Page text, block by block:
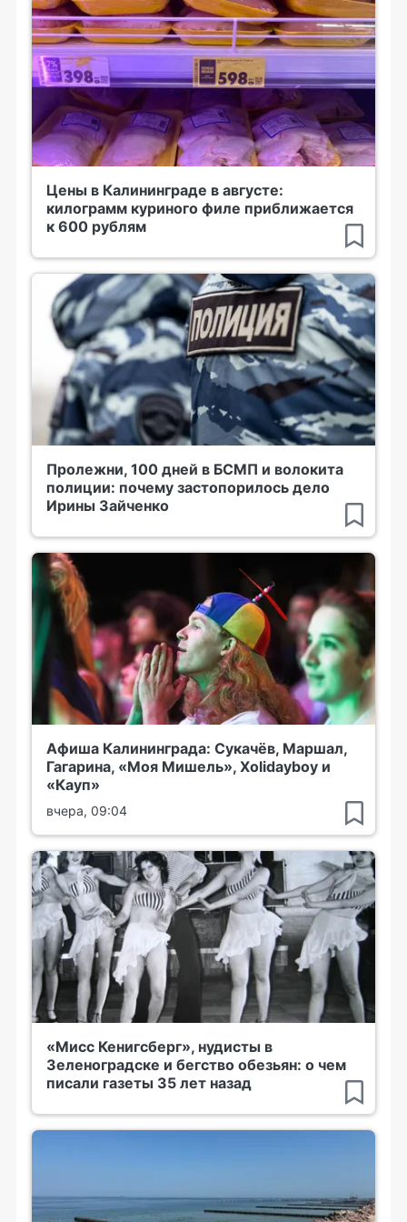
Цены в Калининграде в августе:
килограмм куриного филе приближается
к 600 рублям
Пролежни, 100 дней в БСМП и волокита
полиции: почему застопорилось дело
Ирины Зайченко
Афиша Калининграда: Сукачёв, Маршал,
Гагарина, «Моя Мишель», Xolidayboy и
«Кауп»
вчера, 09:04
«Мисс Кенигсберг», нудисты в
Зеленоградске и бегство обезьян: о чем
писали газеты 35 лет назад